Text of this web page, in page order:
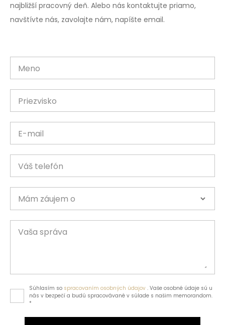
najbližší pracovný deň. Alebo nás kontaktujte priamo,
navštívte nás, zavolajte nám, napíšte email.
Meno
Priezvisko
E-mail
Váš telefón
Mám záujem o
Vaša správa
Súhlasím so spracovaním osobných údajov . Vaše osobné údaje sú u
nás v bezpečí a budú spracovávané v súlade s našim memorandom.
*